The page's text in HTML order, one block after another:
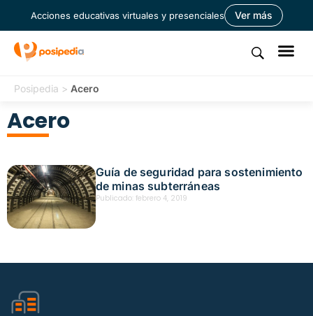
Acciones educativas virtuales y presenciales Ver más
Posipedia > Acero
Acero
Guía de seguridad para sostenimiento
de minas subterráneas
Publicado: febrero 4, 2019